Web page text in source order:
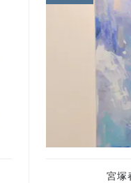
質と無機物質の揺らぎを見
チで探ってみようと思う。」
間、彫刻、銅版画を学ぶ。
宮塚